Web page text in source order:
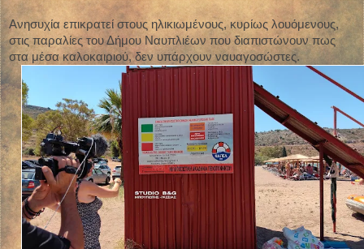
Ανησυχία επικρατεί στους ηλικιωμένους, κυρίως λουόμενους,
στις παραλίες του Δήμου Ναυπλιέων που διαπιστώνουν πως
στα μέσα καλοκαιριού, δεν υπάρχουν ναυαγοσώστες.